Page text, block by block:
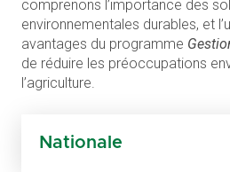
comprenons l’importance des
environnementales durables, et
avantages du programme
de réduire les préoccupations
l’agriculture.
Nationa le